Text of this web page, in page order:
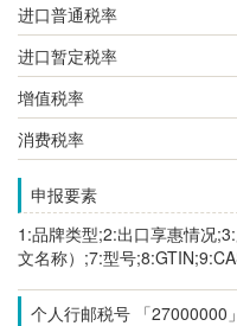
进口普通税率
进口暂定税率
增值税率
消费税率
申报要素
1:品牌类型;2:出口享惠情况
文名称）;7:型号
个人行邮税号 「27000000」